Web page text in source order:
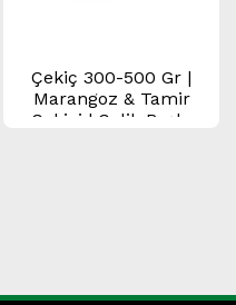
Çekiç 300-500 Gr |
Marangoz & Tamir
Çekici | Çelik Başlı,